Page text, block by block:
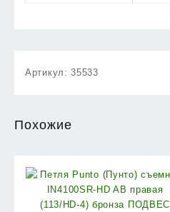
Артикул:35533
Похожие